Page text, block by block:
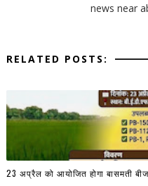
news near
RELATED POSTS:
23 अप्रैल को आयोजित होगा बासमती